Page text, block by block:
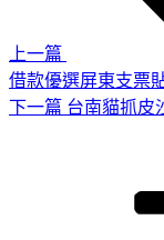
上一篇
借款優選屏東支票
下
下一篇 台南貓抓皮